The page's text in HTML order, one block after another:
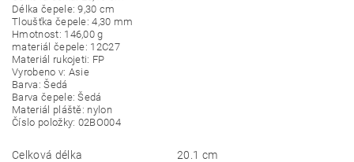
Délka čepele:9,30 cm
Tloušťka čepele:4,30 mm
Hmotnost: 146,00 g
materiál čepele: 12C27
Materiál rukojeti: FP
Vyrobeno v: Asie
Barva:Šedá
Barva čepele:Šedá
Materiál pláště: nylon
Číslo položky: 02BO004
Celková délka
20.1 cm